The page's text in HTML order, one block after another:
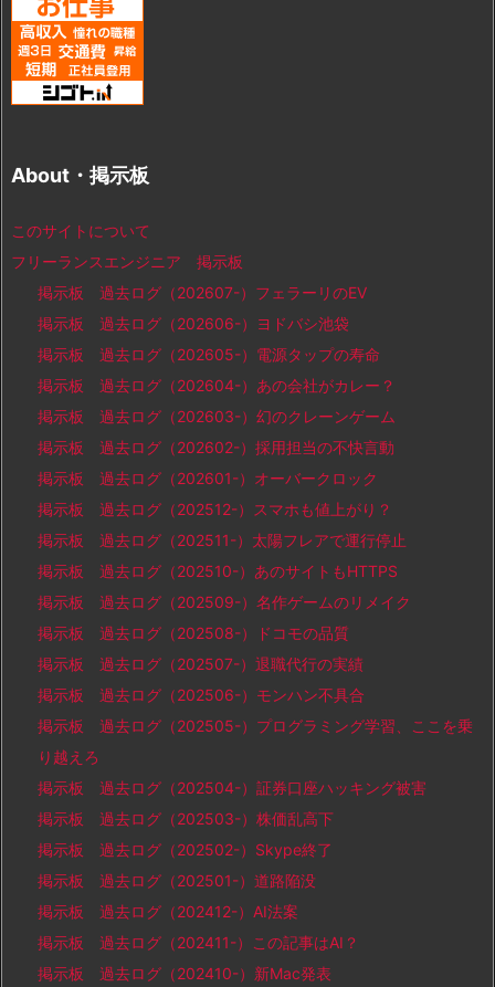
About・掲示板
このサイトについて
フリーランスエンジニア 掲示板
掲示板 過去ログ（202607-）フェラーリのEV
掲示板 過去ログ（202606-）ヨドバシ池袋
掲示板 過去ログ（202605-）電源タップの寿命
掲示板 過去ログ（202604-）あの会社がカレー？
掲示板 過去ログ（202603-）幻のクレーンゲーム
掲示板 過去ログ（202602-）採用担当の不快言動
掲示板 過去ログ（202601-）オーバークロック
掲示板 過去ログ（202512-）スマホも値上がり？
掲示板 過去ログ（202511-）太陽フレアで運行停止
掲示板 過去ログ（202510-）あのサイトもHTTPS
掲示板 過去ログ（202509-）名作ゲームのリメイク
掲示板 過去ログ（202508-）ドコモの品質
掲示板 過去ログ（202507-）退職代行の実績
掲示板 過去ログ（202506-）モンハン不具合
掲示板 過去ログ（202505-）プログラミング学習、ここを乗
り越えろ
掲示板 過去ログ（202504-）証券口座ハッキング被害
掲示板 過去ログ（202503-）株価乱高下
掲示板 過去ログ（202502-）Skype終了
掲示板 過去ログ（202501-）道路陥没
掲示板 過去ログ（202412-）AI法案
掲示板 過去ログ（202411-）この記事はAI？
掲示板 過去ログ（202410-）新Mac発表